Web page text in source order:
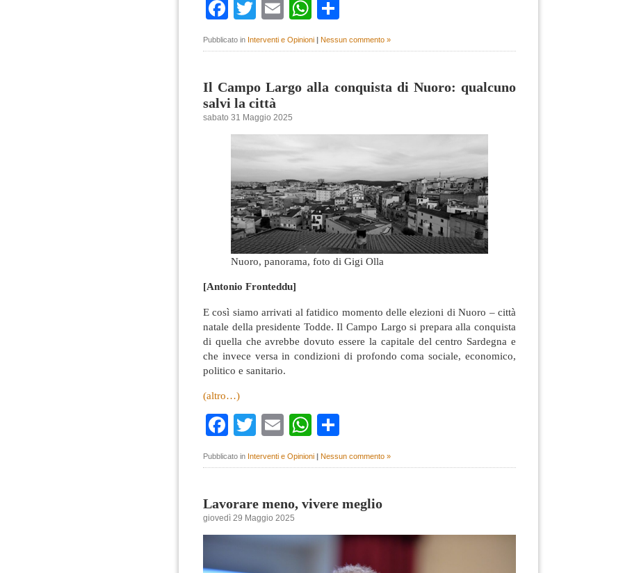
Facebook
TwitterEmailWhatsApp
Pubblicato in Interventi e Opinioni | Nessun commento »
Il Campo Largo alla conquista di Nuoro: qualcuno
salvi la città
sabato 31 Maggio 2025
Nuoro, panorama, foto di Gigi Olla
[Antonio Fronteddu]
E così siamo arrivati al fatidico momento delle elezioni di Nuoro – città
natale della presidente Todde. Il Campo Largo si prepara alla conquista
di quella che avrebbe dovuto essere la capitale del centro Sardegna e
che invece versa in condizioni di profondo coma sociale, economico,
politico e sanitario.
(altro…)
Facebook
TwitterEmailWhatsApp
Pubblicato in Interventi e Opinioni | Nessun commento »
Lavorare meno, vivere meglio
giovedì 29 Maggio 2025